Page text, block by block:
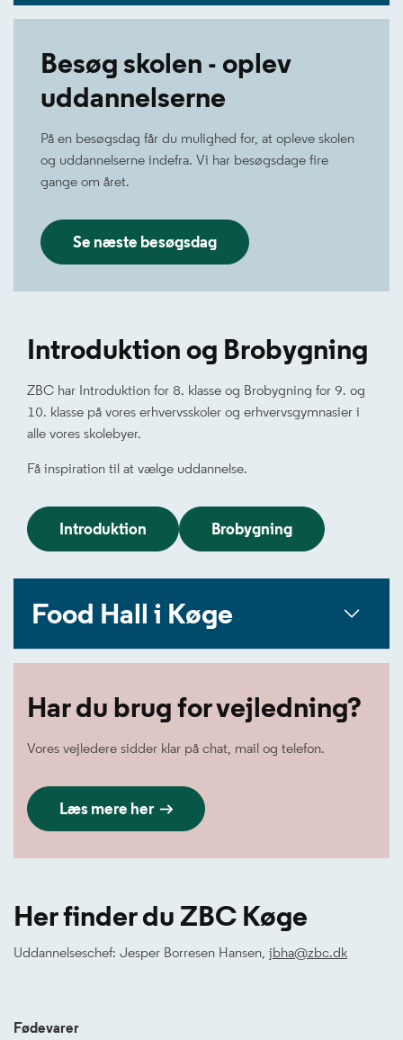
Besøg skolen - oplev
uddannelserne
På en besøgsdag får du mulighed for, at opleve skolen
og uddannelserne indefra. Vi har besøgsdage fire
gange om året.
Se næste besøgsdag
Introduktion og Brobygning
ZBC har Introduktion for 8. klasse og Brobygning for 9. og
10. klasse på vores erhvervsskoler og erhvervsgymnasier i
alle vores skolebyer.
Få inspiration til at vælge uddannelse.
Introduktion Brobygning
Food Hall i Køge
Har du brug for vejledning?
Vores vejledere sidder klar på chat, mail og telefon.
Læs mere her
Her finder du ZBC Køge
Uddannelseschef: Jesper Borresen Hansen, jbha@zbc.dk
Fødevarer